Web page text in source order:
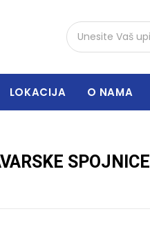
LOKACIJA O NAMA
SPOJNICE